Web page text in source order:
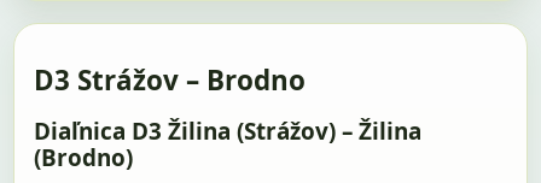
D3 Strážov – Brodno
Diaľnica D3 Žilina (Strážov) – Žilina
(Brodno)